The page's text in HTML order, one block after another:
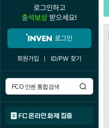
로그인하고
출석보상 받으세요!
로그인
회원가입 ID/PW 찾기
FC 온라인 화제 집중